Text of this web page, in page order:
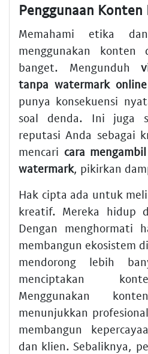
Penggunaan Konten
Memahami etika
menggunakan
banget. Mengunduh
tanpa watermark online
punya konsekuensi
soal denda. Ini juga
reputasi Anda sebagai
mencari cara
watermark, pikirkan
Hak cipta ada untuk
kreatif. Mereka hidup
Dengan
membangun ekosistem
mendorong lebih
menciptakan
Menggunakan
menunjukkan
membangun
dan klien. Sebaliknya,